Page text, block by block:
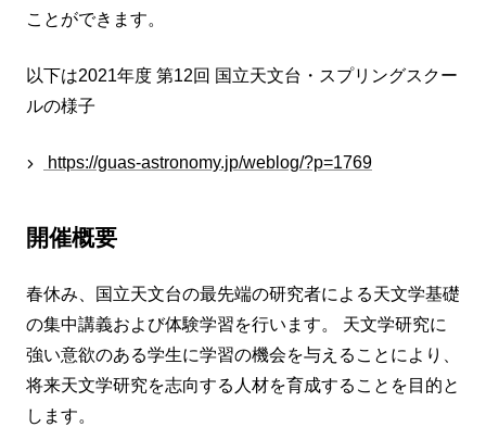
ことができます。
以下は2021年度 第12回 国立天文台・スプリングスクー
ルの様子
https://guas-astronomy.jp/weblog/?p=1769
開催概要
春休み、国立天文台の最先端の研究者による天文学基礎
の集中講義および体験学習を行います。 天文学研究に
強い意欲のある学生に学習の機会を与えることにより、
将来天文学研究を志向する人材を育成することを目的と
します。